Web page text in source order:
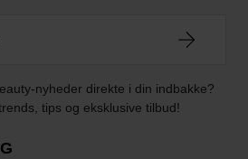
nyheder direkte i din indbakke?
tips og eksklusive tilbud!